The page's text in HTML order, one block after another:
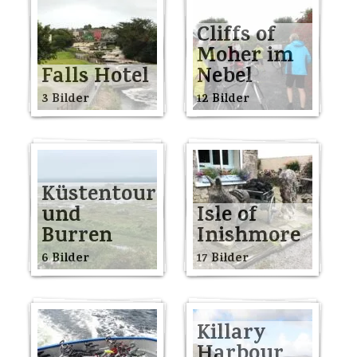
Falls Hotel
3 Bilder
Cliffs of
Moher im
Nebel
12 Bilder
Küstentour
und
Burren
6 Bilder
Isle of
Inishmore
17 Bilder
Killary